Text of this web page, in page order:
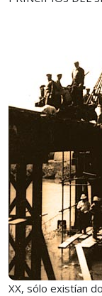
XX, sólo existían